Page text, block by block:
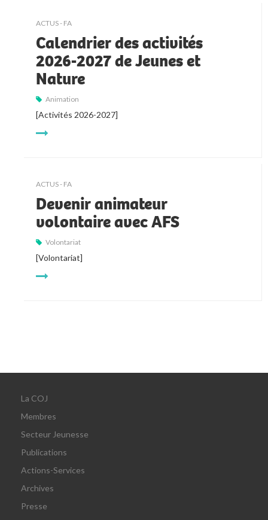
ACTUS - FA
Calendrier des activités
2026-2027 de Jeunes et
Nature
Animation
[Activités 2026-2027]
ACTUS - FA
Devenir animateur
volontaire avec AFS
Volontariat
[Volontariat]
La COJ
Membres
Secteur Jeunesse
Publications
Actions-Services
Archives
Presse